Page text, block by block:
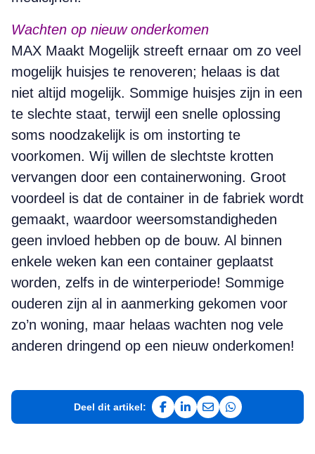
Wachten op nieuw onderkomen
MAX Maakt Mogelijk streeft ernaar om zo veel
mogelijk huisjes te renoveren; helaas is dat
niet altijd mogelijk. Sommige huisjes zijn in een
te slechte staat, terwijl een snelle oplossing
soms noodzakelijk is om instorting te
voorkomen. Wij willen de slechtste krotten
vervangen door een containerwoning. Groot
voordeel is dat de container in de fabriek wordt
gemaakt, waardoor weersomstandigheden
geen invloed hebben op de bouw. Al binnen
enkele weken kan een container geplaatst
worden, zelfs in de winterperiode! Sommige
ouderen zijn al in aanmerking gekomen voor
zo’n woning, maar helaas wachten nog vele
anderen dringend op een nieuw onderkomen!
Deel dit artikel:
Deel op Facebook
Deel op LinkedIn
Deel via e-mail
Deel via